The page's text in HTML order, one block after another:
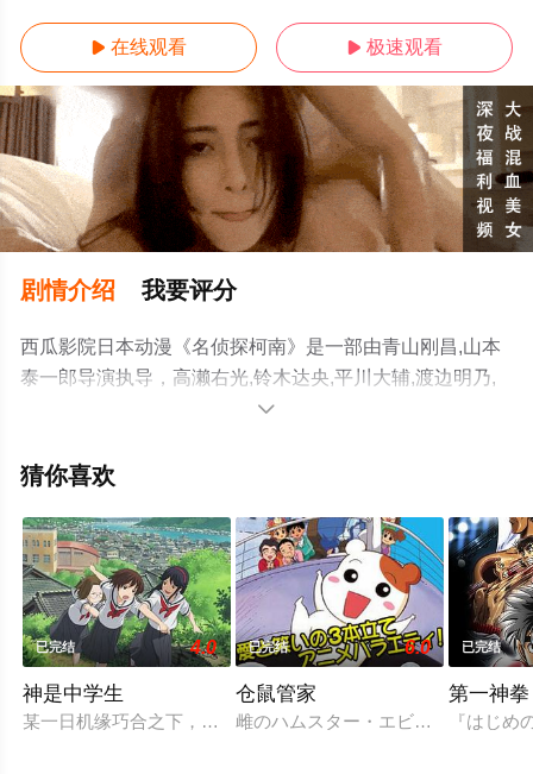
 在线观看  极速观看
剧情介绍 我要评分
西瓜影院日本动漫《名侦探柯南》是一部由青山刚昌,山本
泰一郎导演执导，高濑右光,铃木达央,平川大辅,渡边明乃,
津田健次郎,家中宏,三森铃子,樱井孝宏,坂本真绫,山寺宏一,
演绎的日本动漫，手机免费观看高清未删减完整版动漫全
猫或剧情网等平台了解。

猜你喜欢
已完结 4.0
神是中学生
某一日机缘巧合之下，普通的中学生一桥友里惠（峰香织 配音
已完结 6.0
仓鼠管家
雌のハムスター・エビちゅの飼い主
已完结
第一神
『はじめ